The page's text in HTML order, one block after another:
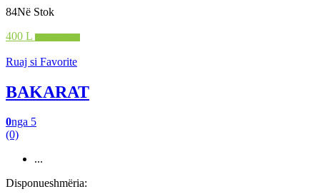
84Në Stok
400 L
Ruaj si Favorite
BAKARAT
0nga 5
(0)
...
Disponueshmëria: